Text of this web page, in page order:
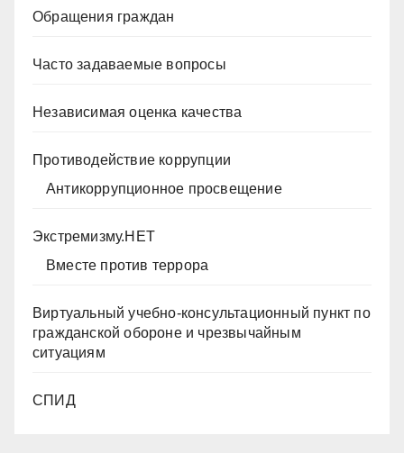
Обращения граждан
Часто задаваемые вопросы
Независимая оценка качества
Противодействие коррупции
Антикоррупционное просвещение
Экстремизму.НЕТ
Вместе против террора
Виртуальный учебно-консультационный пункт по
гражданской обороне и чрезвычайным
ситуациям
СПИД